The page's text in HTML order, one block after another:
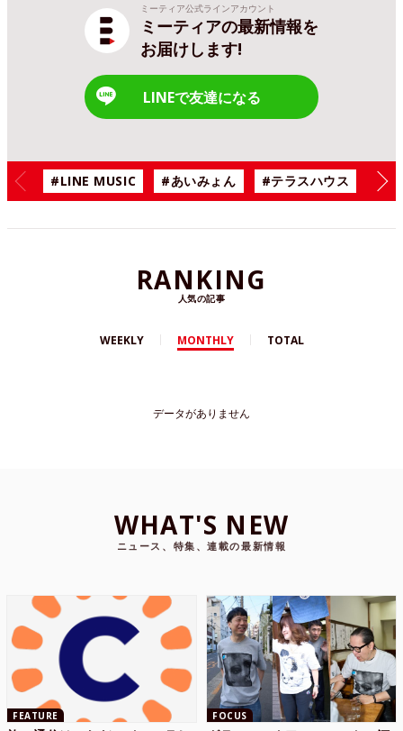
ミーティア公式ラインアカウント
ミーティアの最新情報を
お届けします!
LINEで友達になる
#LINE MUSIC #あいみょん #テラスハウス #漫
RANKING
人気の記事
WEEKLY MONTHLY TOTAL
データがありません
WHAT'S NEW
ニュース、特集、連載の最新情報
FEATURE FOCUS